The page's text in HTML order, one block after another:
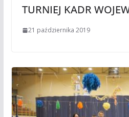
TURNIEJ KADR
21 października 2019